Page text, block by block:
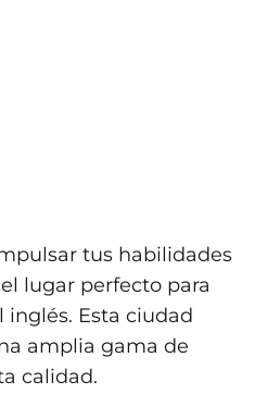
tus habilidades
lugar perfecto para
Esta ciudad
amplia gama de
calidad.